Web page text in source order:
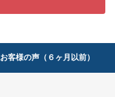
お客様の声（６ヶ月以前）